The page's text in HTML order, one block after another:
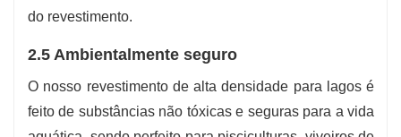
do revestimento.
2.5 Ambientalmente seguro
O nosso revestimento de alta densidade para lagos é
feito de substâncias não tóxicas e seguras para a vida